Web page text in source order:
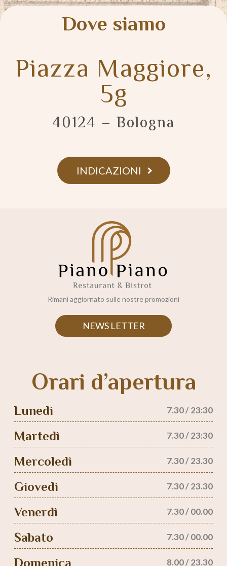
Dove siamo
Piazza Maggiore,
5g
40124 – Bologna
INDICAZIONI
Rimani aggiornato sulle nostre promozioni
NEWS LETTER
Orari d’apertura
Lunedì 7.30 / 23:30
Martedì 7.30 / 23:30
Mercoledì 7.30 / 23.30
Giovedì 7.30 / 23.30
Venerdì 7.30 / 00.00
Sabato 7.30 / 00.00
Domenica 8.00 / 23.30